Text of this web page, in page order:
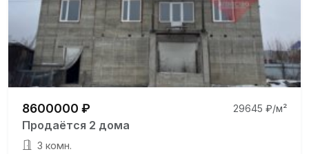
8600000 ₽ 29645 ₽/м²
Продаётся 2 дома
3 комн.